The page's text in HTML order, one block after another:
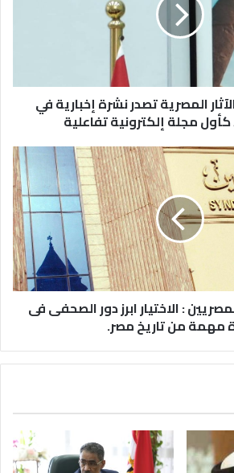
المصرية تصدر نشرة إخبارية في
مجلة إلكترونية تفاعلية
: الاختيار ابرز دور الصحفى فى
مهمة من تاريخ مصر.